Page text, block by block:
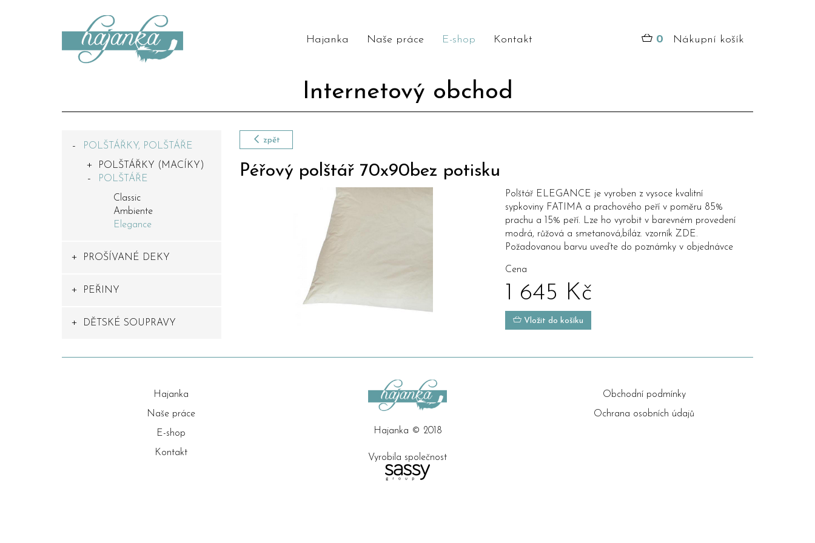
Hajanka Naše práce E-shop Kontakt 0 Nákupní košík
Internetový obchod
POLŠTÁŘKY, POLŠTÁŘE
POLŠTÁŘKY (MACÍKY)
POLŠTÁŘE
Classic
Ambiente
Elegance
PROŠÍVANÉ DEKY
PEŘINY
DĚTSKÉ SOUPRAVY
zpět
Péřový polštář 70x90bez potisku
Polštář ELEGANCE je vyroben z vysoce kvalitní
sypkoviny FATIMA a prachového peří v poměru 85%
prachu a 15% peří. Lze ho vyrobit v barevném provedení
modrá, růžová a smetanová,bíláz. vzorníkZDE.
Požadovanou barvu uveďte do poznámky v objednávce
Cena
1 645 Kč
Vložit do košíku
Hajanka
Naše práce
E-shop
Kontakt
Hajanka © 2018
Vyrobila společnost
Obchodní podmínky
Ochrana osobních údajů